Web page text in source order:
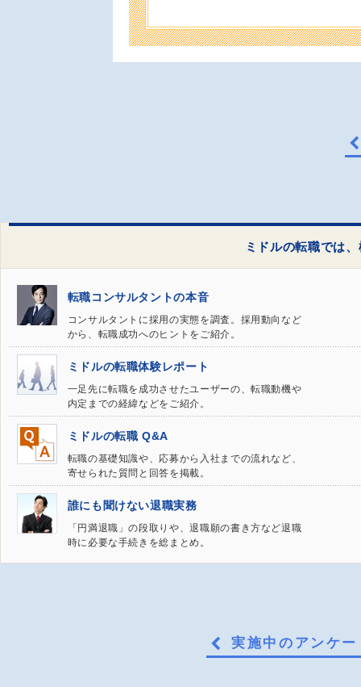
ミドルの転職では
転職コンサルタントの本音
コンサルタントに採用の実態を調査。採用動向など
から、転職成功へのヒントをご紹介。
ミドルの転職体験レポート
一足先に転職を成功させたユーザーの、転職動機や
内定までの経緯などをご紹介。
ミドルの転職 Q&A
転職の基礎知識や、応募から入社までの流れなど、
寄せられた質問と回答を掲載。
誰にも聞けない退職実務
「円満退職」の段取りや、退職願の書き方など退職
時に必要な手続きを総まとめ。
実施中のアンケー